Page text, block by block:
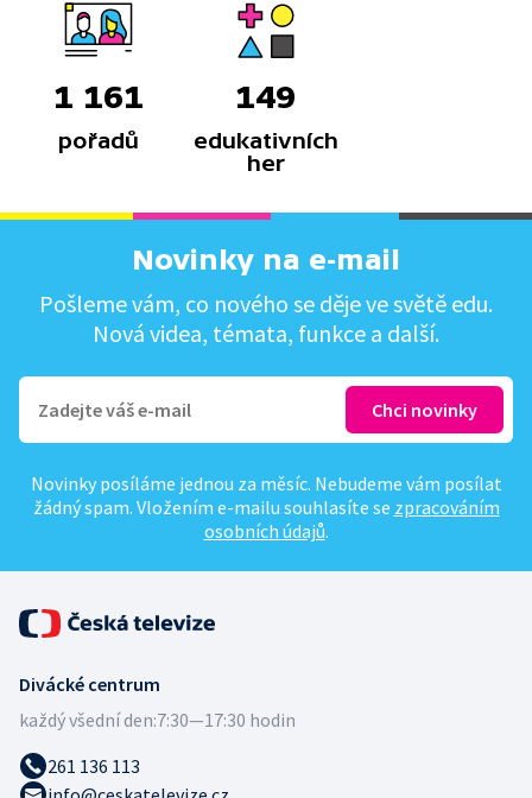
1 161
pořadů
149
edukativních
her
Novinky na e-mail
Pošleme vám, co nového se děje ve světě edu.
Nová videa, témata, funkce a další.
Novinky posíláme jednou za měsíc. Nebudeme vám posílat
žádný spam. Vložením e-mailu souhlasíte se zpracováním
osobních údajů.